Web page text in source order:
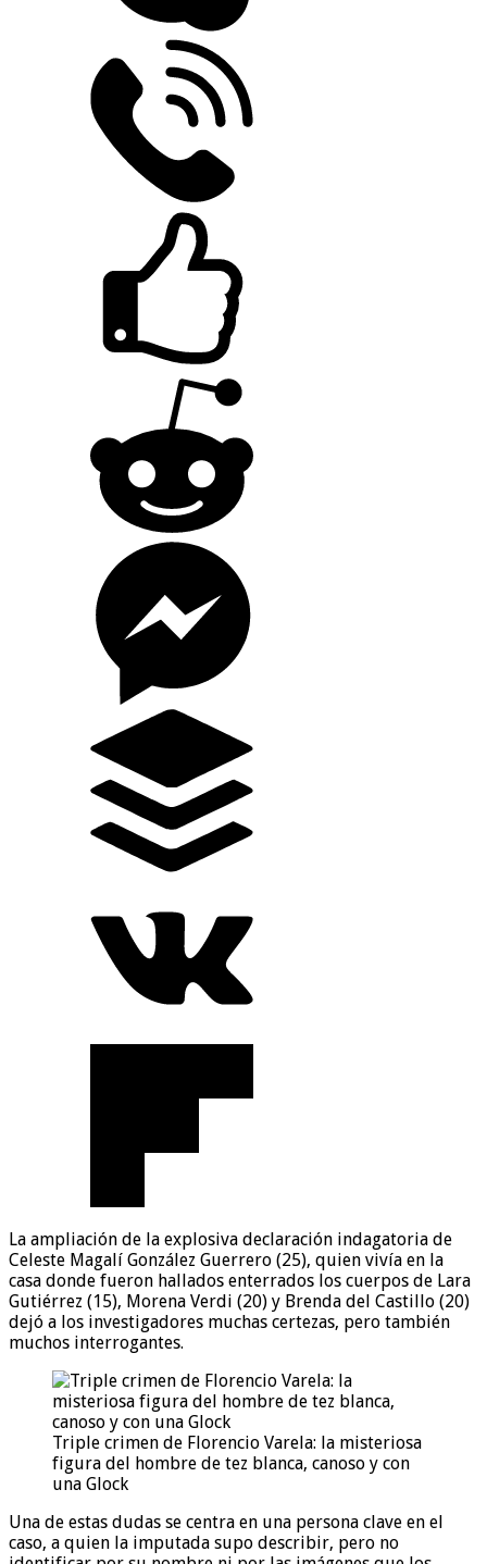
La ampliación de la explosiva declaración indagatoria de
Celeste Magalí González Guerrero (25), quien vivía en la
casa donde fueron hallados enterrados los cuerpos de Lara
Gutiérrez (15), Morena Verdi (20) y Brenda del Castillo (20)
dejó a los investigadores muchas certezas, pero también
muchos interrogantes.
Triple crimen de Florencio Varela: la misteriosa
figura del hombre de tez blanca, canoso y con
una Glock
Una de estas dudas se centra en una persona clave en el
caso, a quien la imputada supo describir, pero no